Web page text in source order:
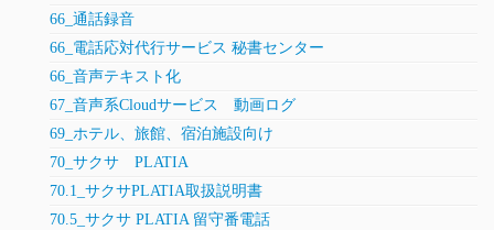
66_通話録音
66_電話応対代行サービス 秘書センター
66_音声テキスト化
67_音声系Cloudサービス 動画ログ
69_ホテル、旅館、宿泊施設向け
70_サクサ PLATIA
70.1_サクサPLATIA取扱説明書
70.5_サクサ PLATIA 留守番電話